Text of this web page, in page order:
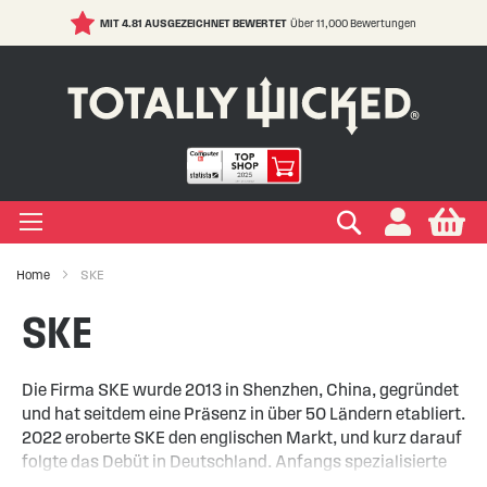
MIT 4.81 AUSGEZEICHNET BEWERTET Über 11,000 Bewertungen
Suchen
LIQUIDS
+
EINWEG E ZIGARETTE
+
E Zigarette
ELFBAR
+
VAPE PODS
+
Marken
E ZIGARETTE
+
Marken
VERDAMPFER
+
ZUBEHÖR
+
MARKEN
+
RATGEBER
+
SALE
Home SKE
SKE
Die Firma SKE wurde 2013 in Shenzhen, China, gegründet
und hat seitdem eine Präsenz in über 50 Ländern etabliert.
2022 eroberte SKE den englischen Markt, und kurz darauf
folgte das Debüt in Deutschland. Anfangs spezialisierte